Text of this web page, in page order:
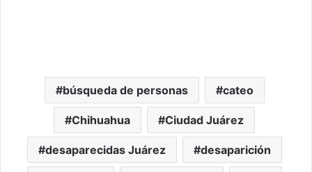
búsqueda de personas cateo
Chihuahua Ciudad Juárez
desaparecidas Juárez desaparición